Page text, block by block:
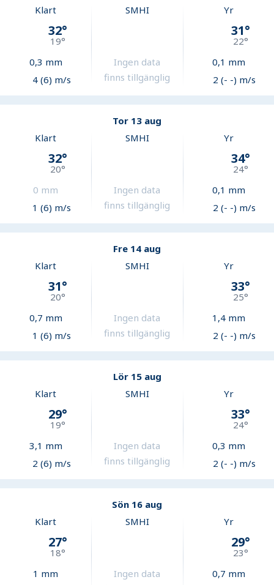
Klart
32°
19°
0,3 mm
4 (6) m/s
SMHI
Ingen data
finns tillgänglig
Yr
31°
22°
0,1 mm
2 (- -) m/s
Tor 13 aug
Klart
32°
20°
0 mm
1 (6) m/s
SMHI
Ingen data
finns tillgänglig
Yr
34°
24°
0,1 mm
2 (- -) m/s
Fre 14 aug
Klart
31°
20°
0,7 mm
1 (6) m/s
SMHI
Ingen data
finns tillgänglig
Yr
33°
25°
1,4mm
2 (- -) m/s
Lör 15 aug
Klart
29°
19°
3,1 mm
2 (6) m/s
SMHI
Ingen data
finns tillgänglig
Yr
33°
24°
0,3 mm
2 (- -) m/s
Sön 16 aug
Klart
27°
18°
1 mm
SMHI
Ingen data
Yr
29°
23°
0,7 mm